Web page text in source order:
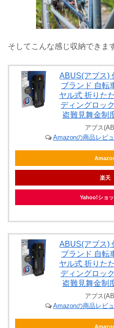
そしてこんな感じ収納できま
ABUS(アブス)
ブランド 自転
ヤル式 折りた
ディングロッ
盗難見舞金制
アブス
Amazonの商品レビ
楽天
Yahoo!ショ
ABUS(アブス)
ブランド 自転
ヤル式 折りた
ディングロッ
盗難見舞金制
アブス
Amazonの商品レビ